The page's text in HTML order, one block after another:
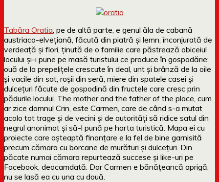
Tabăra Oratia , pe de altă parte, e genul ăla de cabană
austriaco-elvețiană, făcută din piatră și lemn, înconjurată de
verdeață și flori, ținută de o familie care păstrează obiceiul
locului și-i pune pe masă turistului ce produce în gospodărie:
ouă de la prepelițele crescute în deal, unt și brânză de la oile
și vacile din sat, roșii din seră, miere din spatele casei și
dulcețuri făcute de gospodină din fructele care cresc prin
pădurile locului. The mother and the father of the place, cum
ar zice domnul Crin, este Carmen, care de când s-a mutat
acolo tot trage și de vecini și de autorități să ridice satul din
negrul anonimat și să-l pună pe harta turistică. Mapa ei cu
proiecte care așteaptă finanțare e la fel de bine garnisită
precum cămara cu borcane de murături și dulcețuri. Din
păcate numai cămara repurtează succese și like-uri pe
Facebook, deocamdată. Dar Carmen e bănățeancă aprigă,
nu se lasă ea cu una cu două.